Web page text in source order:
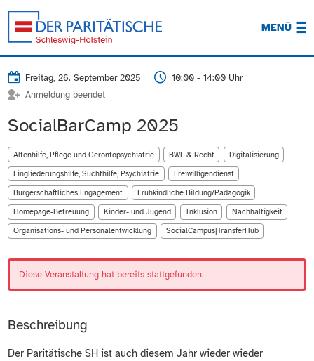
MENÜ
Freitag, 26. September 2025
10:00 - 14:00 Uhr
Anmeldung beendet
SocialBarCamp 2025
Altenhilfe, Pflege und Gerontopsychiatrie BWL & Recht
Digitalisierung
Eingliederungshilfe, Suchthilfe, Psychiatrie
Freiwilligendienst
Bürgerschaftliches Engagement
Frühkindliche Bildung/Pädagogik
Homepage-Betreuung
Kinder- und Jugend Inklusion
Nachhaltigkeit
Organisations- und Personalentwicklung
SocialCampus|TransferHub
Diese Veranstaltung hat bereits stattgefunden.
Beschreibung
Der Paritätische SH ist auch diesem Jahr wieder wieder